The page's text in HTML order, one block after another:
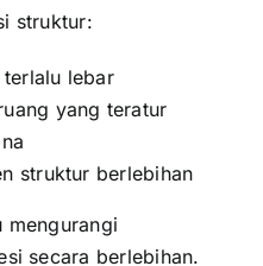
struktur:
lebar
yang teratur
struktur berlebihan
mengurangi
secara berlebihan.